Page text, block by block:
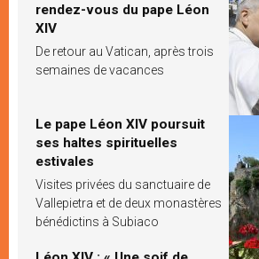
rendez-vous du pape Léon
XIV
De retour au Vatican, après trois
semaines de vacances
Le pape Léon XIV poursuit
ses haltes spirituelles
estivales
Visites privées du sanctuaire de
Vallepietra et de deux monastères
bénédictins à Subiaco